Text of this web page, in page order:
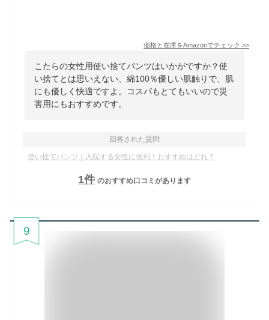
価格と在庫をAmazonでチェック >>
こたらの女性用使い捨てパンツはいかがですか？使
い捨てとは思いえない、綿100％優しい肌触りで、肌
にも優しく快適ですよ。コスパもとてもいいので災
害用にもおすすめです。
回答された質問
使い捨てパンツ｜入院する女性に便利！おすすめはどれ？
1件 のおすすめ口コミがあります
9